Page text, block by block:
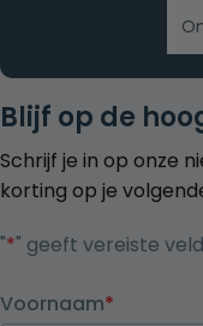
Blijf op de
Schrijf je in op onze
korting op je
"*" geeft vereiste
Voornaam*